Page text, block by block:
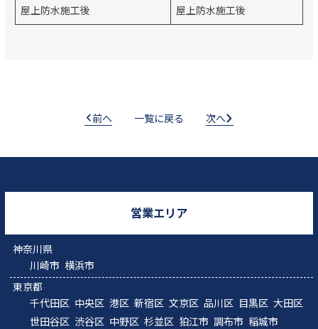
屋上防水施工後 屋上防水施工後
前へ 一覧に戻る 次へ
営業エリア
神奈川県
川崎市 横浜市
東京都
千代田区 中央区 港区 新宿区 文京区 品川区 目黒区 大田区
世田谷区 渋谷区 中野区 杉並区 狛江市 調布市 稲城市